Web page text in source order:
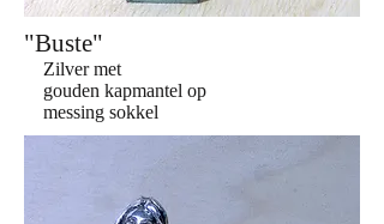
"Buste"
Zilver met
gouden kapmantel op
messing sokkel